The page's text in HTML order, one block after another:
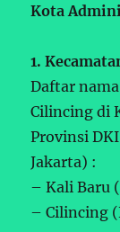
Kota
1.
Daftar
Cilincing di
Provinsi
Jakarta) :
– Kali Baru
– Cilincing